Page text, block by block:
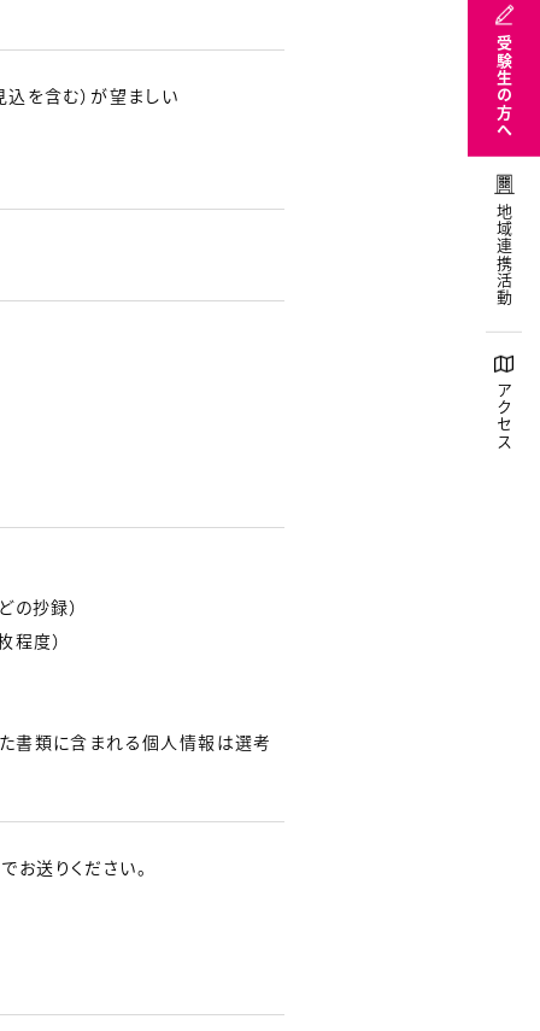
受験生の方へ
地域連携活動
アクセス
を含む）が望ましい
の抄録）
程度）
た書類に含まれる個人情報は選考
お送りください。